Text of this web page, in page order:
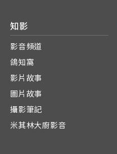
知影
影音頻道
鴿知窩
影片故事
圖片故事
攝影筆記
米其林大廚影音